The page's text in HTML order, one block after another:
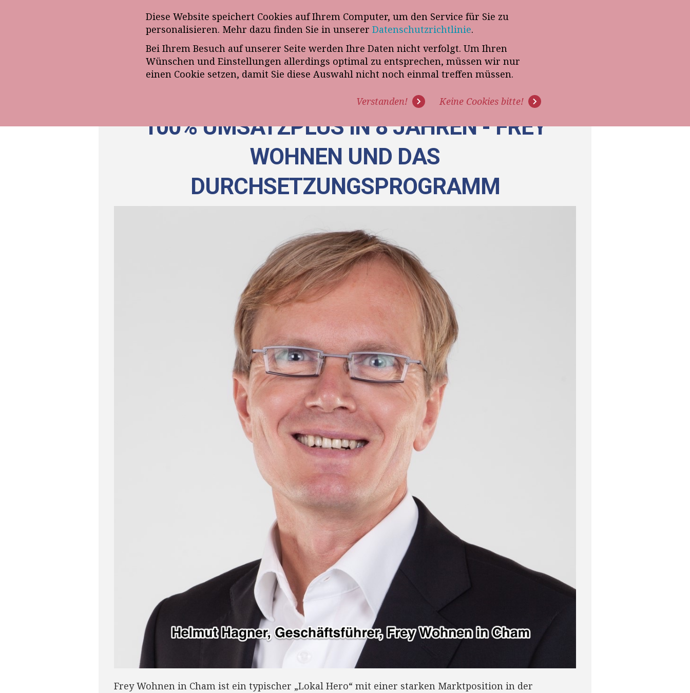
Diese Website speichert Cookies auf Ihrem Computer, um den Service für Sie zu
personalisieren. Mehr dazu finden Sie in unserer Datenschutzrichtlinie.
Bei Ihrem Besuch auf unserer Seite werden Ihre Daten nicht verfolgt. Um Ihren
Wünschen und Einstellungen allerdings optimal zu entsprechen, müssen wir nur
einen Cookie setzen, damit Sie diese Auswahl nicht noch einmal treffen müssen.
Verstanden! Keine Cookies bitte!
Anmeldung zum E-Mail-Newsletter„VERKAUFSSTEUERER“ Telefon-Termin mit Thomas Witt
ÜBER UNS PROGRAMME EXPERTISE REFERENZEN BLOG PODCAST
100% UMSATZPLUS IN 8 JAHREN - FREY
WOHNEN UND DAS
DURCHSETZUNGSPROGRAMM
Frey Wohnen in Cham ist ein typischer „Lokal Hero“ mit einer starken Marktposition in der